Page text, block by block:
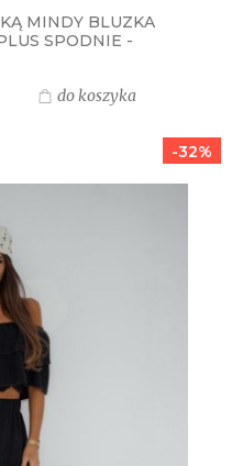
MINDY BLUZKA
SPODNIE -
do koszyka
-32%